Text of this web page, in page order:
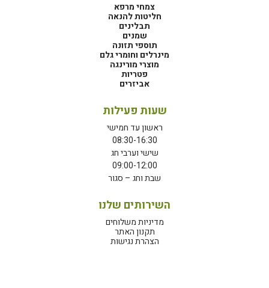
צמחי מרפא
חליטות להנאה
תבלינים
שמנים
תוספי תזונה
מינרלים וחומרי גלם
מוצרי מורינגה
פטריות
אביזרים
שעות פעילות
ראשון עד חמישי
08:30-16:30
שישי וערבי חג
09:00-12:00
שבת וחג – סגור
השירותים שלנו
מדיניות משלוחים
תקנון האתר
הצהרת נגישות